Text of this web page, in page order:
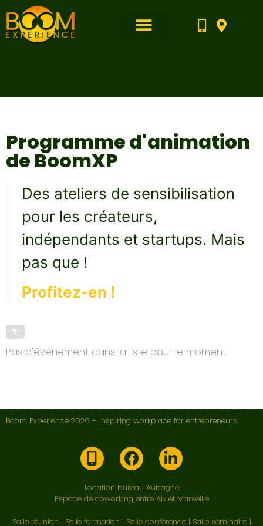
Programme d'animation
de BoomXP
Des ateliers de sensibilisation
pour les créateurs,
indépendants et startups. Mais
pas que !
Profitez-en !
Pas d'événement dans la liste pour le moment
Boom Experience 2026 – Inspiring workplace for entrepreneurs
Location bureau Aubagne
Espace de coworking entre Aix et Marseille
Salle réunion | Salle formation | Salle conférence| Salle séminaire|